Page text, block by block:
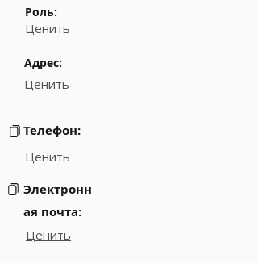
Роль:
Ценить
Адрес:
Ценить
Телефон:
Ценить
Электронн
ая почта:
Ценить